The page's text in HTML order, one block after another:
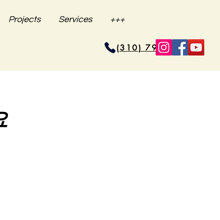
Projects Services +++
(310) 796-6625